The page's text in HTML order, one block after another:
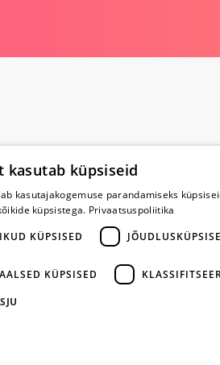
Poe kohta
Meist
kasutab küpsiseid
kasutajakogemuse parandamiseks
küpsistega. Privaatsuspoliitika
KÜPSISED
KÜPSISED